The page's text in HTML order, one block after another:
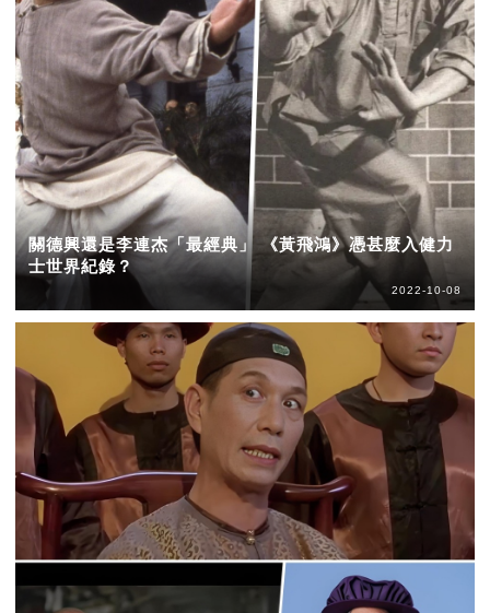
關德興還是李連杰「最經典」 《黃飛鴻》憑甚麼入健力
士世界紀錄？
2022-10-08